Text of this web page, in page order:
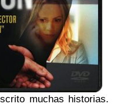
muchas historias.